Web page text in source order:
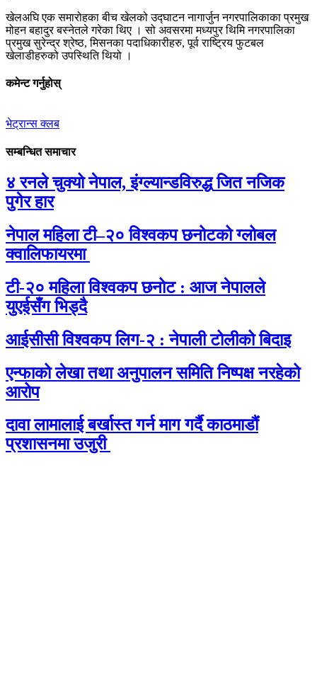
खेलअघि एक समारोहका बीच खेलको उद्घाटन नागार्जुन नगरपालिकाका प्रमुख
मोहन बहादुर बस्नेतले गरेका थिए । सो अवसरमा मध्यपुर थिमि नगरपालिका
प्रमुख सुरेन्द्र श्रेष्ठ, मिसनका पदाधिकारीहरु, पूर्व राष्ट्रिय फुटबल
खेलाडीहरुको उपस्थिति थियो ।
कमेन्ट गर्नुहोस्
भेट्रान्स क्लब
सम्बन्धित समाचार
४ रनले चुक्यो नेपाल, इंग्ल्यान्डविरुद्ध जित नजिक
पुगेर हार
नेपाल महिला टी–२० विश्वकप छनोटको ग्लोबल
क्वालिफायरमा
टी-२० महिला विश्वकप छनोट : आज नेपालले
युएईसँग भिड्दै
आईसीसी विश्वकप लिग-२ : नेपाली टोलीको बिदाइ
एन्फाको लेखा तथा अनुपालन समिति निष्पक्ष नरहेको
आरोप
दावा लामालाई बर्खास्त गर्न माग गर्दै काठमाडौंं
प्रशासनमा उजुरी